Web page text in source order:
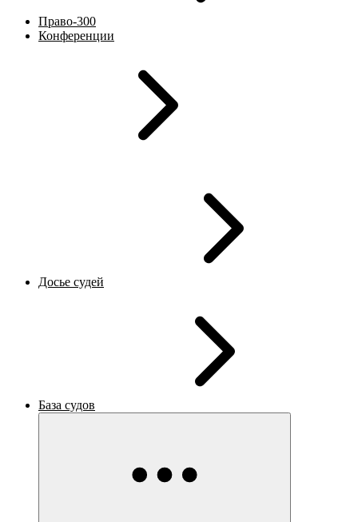
Право-300
Конференции
Досье судей
База судов